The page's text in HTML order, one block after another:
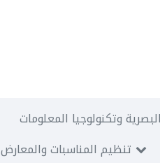
وتكنولوجيا المعلومات
تنظيم المناسبات والمعارض